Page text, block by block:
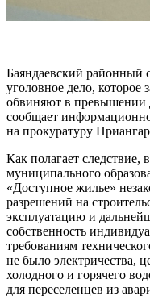
Баяндаевский районный
уголовное дело, которое
обвиняют в
сообщает
на прокуратуру
Как полагает следствие,
муниципального
«Доступное жилье»
разрешений на
эксплуатацию и
собственность
требованиям
не было электричества,
холодного и горячего
для переселенцев из